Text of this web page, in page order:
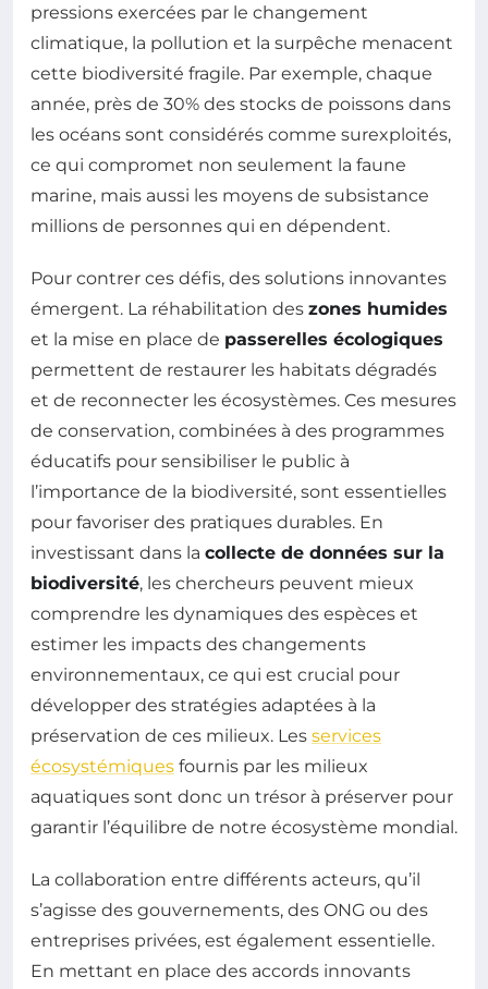
pressions exercées par le changement
climatique, la pollution et la surpêche menacent
cette biodiversité fragile. Par exemple, chaque
année, près de 30% des stocks de poissons dans
les océans sont considérés comme surexploités,
ce qui compromet non seulement la faune
marine, mais aussi les moyens de subsistance
millions de personnes qui en dépendent.
Pour contrer ces défis, des solutions innovantes
émergent. La réhabilitation des zones humides
et la mise en place de passerelles écologiques
permettent de restaurer les habitats dégradés
et de reconnecter les écosystèmes. Ces mesures
de conservation, combinées à des programmes
éducatifs pour sensibiliser le public à
l’importance de la biodiversité, sont essentielles
pour favoriser des pratiques durables. En
investissant dans la collecte de données sur la
biodiversité, les chercheurs peuvent mieux
comprendre les dynamiques des espèces et
estimer les impacts des changements
environnementaux, ce qui est crucial pour
développer des stratégies adaptées à la
préservation de ces milieux. Les services
écosystémiques fournis par les milieux
aquatiques sont donc un trésor à préserver pour
garantir l’équilibre de notre écosystème mondial.
La collaboration entre différents acteurs, qu’il
s’agisse des gouvernements, des ONG ou des
entreprises privées, est également essentielle.
En mettant en place des accords innovants